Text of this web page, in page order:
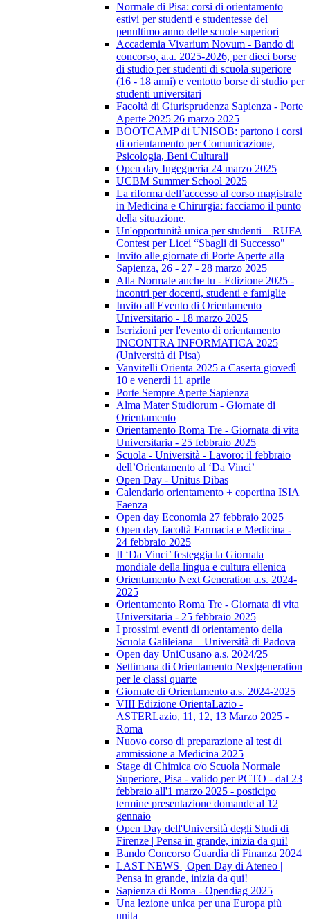
Normale di Pisa: corsi di orientamento
estivi per studenti e studentesse del
penultimo anno delle scuole superiori
Accademia Vivarium Novum - Bando di
concorso, a.a. 2025-2026, per dieci borse
di studio per studenti di scuola superiore
(16 - 18 anni) e ventotto borse di studio per
studenti universitari
Facoltà di Giurisprudenza Sapienza - Porte
Aperte 2025 26 marzo 2025
BOOTCAMP di UNISOB: partono i corsi
di orientamento per Comunicazione,
Psicologia, Beni Culturali
Open day Ingegneria 24 marzo 2025
UCBM Summer School 2025
La riforma dell’accesso al corso magistrale
in Medicina e Chirurgia: facciamo il punto
della situazione.
Un'opportunità unica per studenti – RUFA
Contest per Licei “Sbagli di Successo"
Invito alle giornate di Porte Aperte alla
Sapienza, 26 - 27 - 28 marzo 2025
Alla Normale anche tu - Edizione 2025 -
incontri per docenti, studenti e famiglie
Invito all'Evento di Orientamento
Universitario - 18 marzo 2025
Iscrizioni per l'evento di orientamento
INCONTRA INFORMATICA 2025
(Università di Pisa)
Vanvitelli Orienta 2025 a Caserta giovedì
10 e venerdì 11 aprile
Porte Sempre Aperte Sapienza
Alma Mater Studiorum - Giornate di
Orientamento
Orientamento Roma Tre - Giornata di vita
Universitaria - 25 febbraio 2025
Scuola - Università - Lavoro: il febbraio
dell’Orientamento al ‘Da Vinci’
Open Day - Unitus Dibas
Calendario orientamento + copertina ISIA
Faenza
Open day Economia 27 febbraio 2025
Open day facoltà Farmacia e Medicina -
24 febbraio 2025
Il ‘Da Vinci’ festeggia la Giornata
mondiale della lingua e cultura ellenica
Orientamento Next Generation a.s. 2024-
2025
Orientamento Roma Tre - Giornata di vita
Universitaria - 25 febbraio 2025
I prossimi eventi di orientamento della
Scuola Galileiana – Università di Padova
Open day UniCusano a.s. 2024/25
Settimana di Orientamento Nextgeneration
per le classi quarte
Giornate di Orientamento a.s. 2024-2025
VIII Edizione OrientaLazio -
ASTERLazio, 11, 12, 13 Marzo 2025 -
Roma
Nuovo corso di preparazione al test di
ammissione a Medicina 2025
Stage di Chimica c/o Scuola Normale
Superiore, Pisa - valido per PCTO - dal 23
febbraio all'1 marzo 2025 - posticipo
termine presentazione domande al 12
gennaio
Open Day dell'Università degli Studi di
Firenze | Pensa in grande, inizia da qui!
Bando Concorso Guardia di Finanza 2024
LAST NEWS | Open Day di Ateneo |
Pensa in grande, inizia da qui!
Sapienza di Roma - Opendiag 2025
Una lezione unica per una Europa più
unita